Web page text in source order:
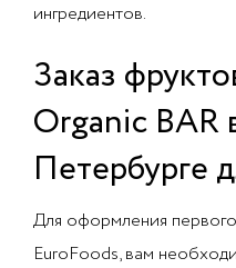
ингредиентов.
Заказ
Organic BAR
Петербурге
Для оформления
EuroFoods, вам